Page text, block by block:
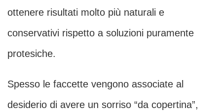
ottenere risultati molto più naturali e
conservativi rispetto a soluzioni puramente
protesiche.
Spesso le faccette vengono associate al
desiderio di avere un sorriso “da copertina”,